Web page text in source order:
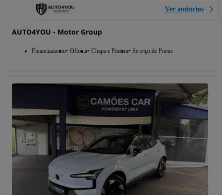
Ver anúncios
AUTO4YOU - Motor Group
Financiamento Oficina Chapa e Pintura Serviço de Pneus